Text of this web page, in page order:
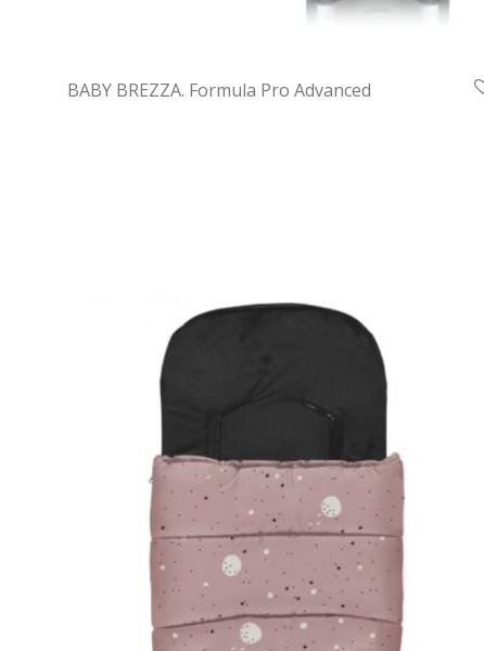
BABY BREZZA. Formula Pro Advanced